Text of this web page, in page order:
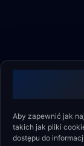
Aby zapewnić jak
takich jak pliki
dostępu do